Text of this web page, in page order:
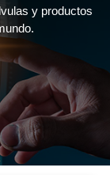
y productos